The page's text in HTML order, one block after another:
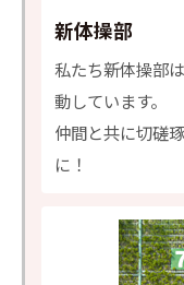
新体操部
私たち新体操部
動しています。
仲間と共に切磋
に！